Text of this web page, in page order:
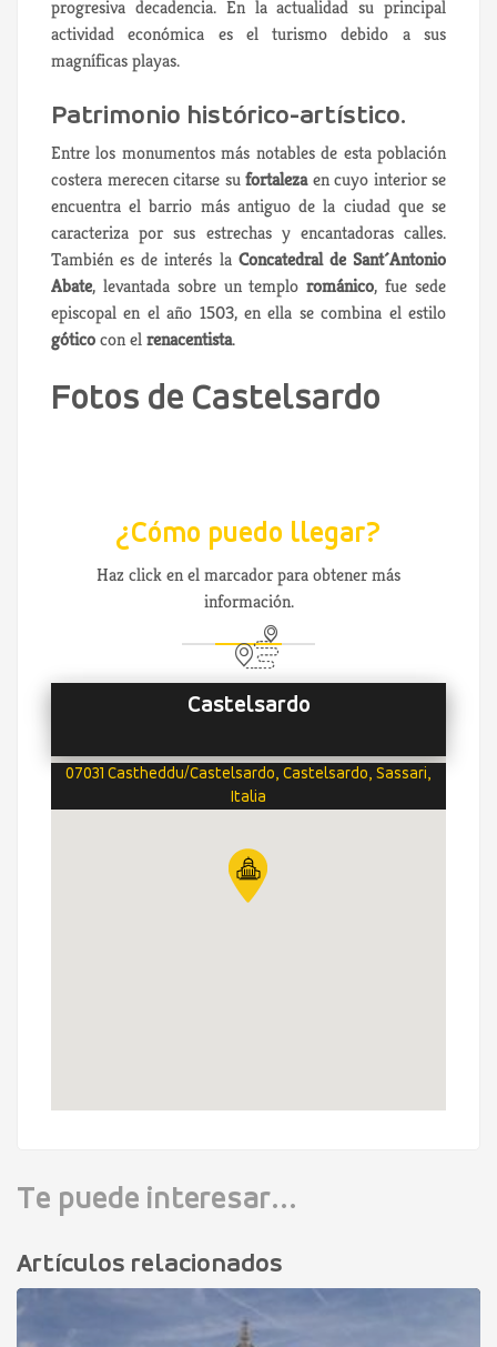
progresiva decadencia. En la actualidad su principal
actividad económica es el turismo debido a sus
magníficas playas.
Patrimonio histórico-artístico.
Entre los monumentos más notables de esta población
costera merecen citarse sufortalezaen cuyo interior se
encuentra el barrio más antiguo de la ciudad que se
caracteriza por sus estrechas y encantadoras calles.
También es de interés la Concatedral de Sant´Antonio
Abate, levantada sobre un templorománico, fue sede
episcopal en el año 1503, en ella se combina el estilo
góticocon elrenacentista.
Fotos de Castelsardo
¿Cómo puedo llegar?
Haz click en el marcador para obtener más
información.
Castelsardo
07031 Castheddu/Castelsardo, Castelsardo, Sassari,
Italia
Te puede interesar...
Artículos relacionados